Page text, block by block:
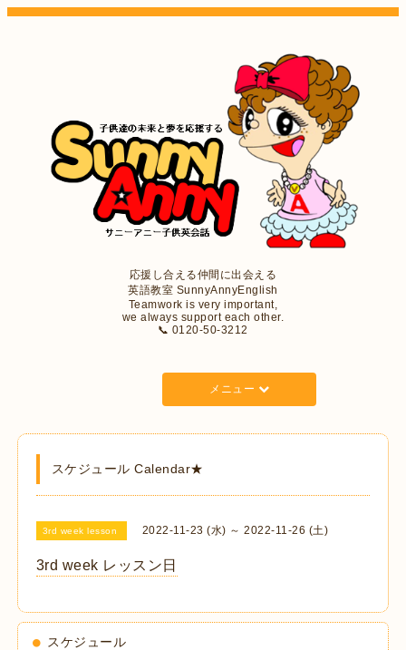
応援し合える仲間に出会える
英語教室 SunnyAnnyEnglish
Teamwork is very important,
we always support each other.
📞 0120-50-3212
メニュー
スケジュール Calendar★
3rd week lesson 2022-11-23 (水) ～ 2022-11-26 (土)
3rd week レッスン日
スケジュール